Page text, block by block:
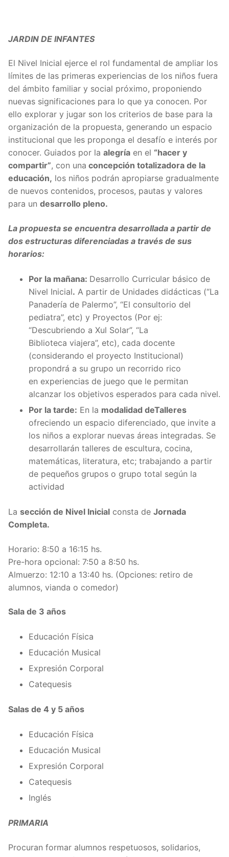
JARDIN DE INFANTES
El Nivel Inicial ejerce el rol fundamental de ampliar los
límites de las primeras experiencias de los niños fuera
del ámbito familiar y social próximo, proponiendo
nuevas significaciones para lo que ya conocen. Por
ello explorar y jugar son los criterios de base para la
organización de la propuesta, generando un espacio
institucional que les proponga el desafío e interés por
conocer. Guiados por la alegría en el “hacer y
compartir”, con una concepción totalizadora de la
educación, los niños podrán apropiarse gradualmente
de nuevos contenidos, procesos, pautas y valores
para un desarrollo pleno.
La propuesta se encuentra desarrollada a partir de
dos estructuras diferenciadas a través de sus
horarios:
Por la mañana: Desarrollo Curricular básico de
Nivel Inicial. A partir de Unidades didácticas (“La
Panadería de Palermo”, “El consultorio del
pediatra”, etc) y Proyectos (Por ej:
“Descubriendo a Xul Solar”, “La
Biblioteca viajera”, etc), cada docente
(considerando el proyecto Institucional)
propondrá a su grupo un recorrido rico
en experiencias de juego que le permitan
alcanzar los objetivos esperados para cada nivel.
Por la tarde: En la modalidad deTalleres
ofreciendo un espacio diferenciado, que invite a
los niños a explorar nuevas áreas integradas. Se
desarrollarán talleres de escultura, cocina,
matemáticas, literatura, etc; trabajando a partir
de pequeños grupos o grupo total según la
actividad
La sección de Nivel Inicial consta de Jornada
Completa.
Horario: 8:50 a 16:15 hs.
Pre-hora opcional: 7:50 a 8:50 hs.
Almuerzo: 12:10 a 13:40 hs. (Opciones: retiro de
alumnos, vianda o comedor)
Sala de 3 años
Educación Física
Educación Musical
Expresión Corporal
Catequesis
Salas de 4 y 5 años
Educación Física
Educación Musical
Expresión Corporal
Catequesis
Inglés
PRIMARIA
Procuran formar alumnos respetuosos, solidarios,